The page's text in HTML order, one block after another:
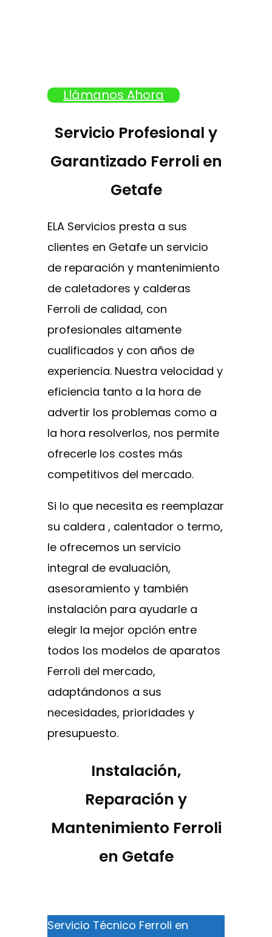
Llámanos Ahora
Servicio Profesional y
Garantizado Ferroli en
Getafe
ELA Servicios presta a sus
clientes en Getafe un servicio
de reparación y mantenimiento
de caletadores y calderas
Ferroli de calidad, con
profesionales altamente
cualificados y con años de
experiencia. Nuestra velocidad y
eficiencia tanto a la hora de
advertir los problemas como a
la hora resolverlos, nos permite
ofrecerle los costes más
competitivos del mercado.
Si lo que necesita es reemplazar
su caldera , calentador o termo,
le ofrecemos un servicio
integral de evaluación,
asesoramiento y también
instalación para ayudarle a
elegir la mejor opción entre
todos los modelos de aparatos
Ferroli del mercado,
adaptándonos a sus
necesidades, prioridades y
presupuesto.
Instalación,
Reparación y
Mantenimiento Ferroli
en Getafe
Servicio Técnico Ferroli en